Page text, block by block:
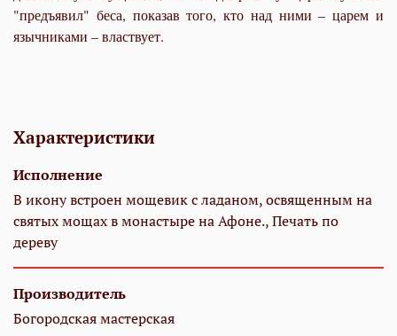
"предъявил" беса, показав того, кто над ними – царем и
язычниками – властвует.
Характеристики
Исполнение
В икону встроен мощевик с ладаном, освященным на
святых мощах в монастыре на Афоне., Печать по
дереву
Производитель
Богородская мастерская